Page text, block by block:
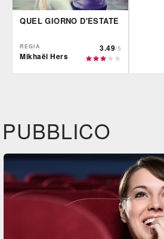
QUEL GIORNO D'ESTATE
REGIA
Mikhaël Hers
3.49/5
PUBBLICO